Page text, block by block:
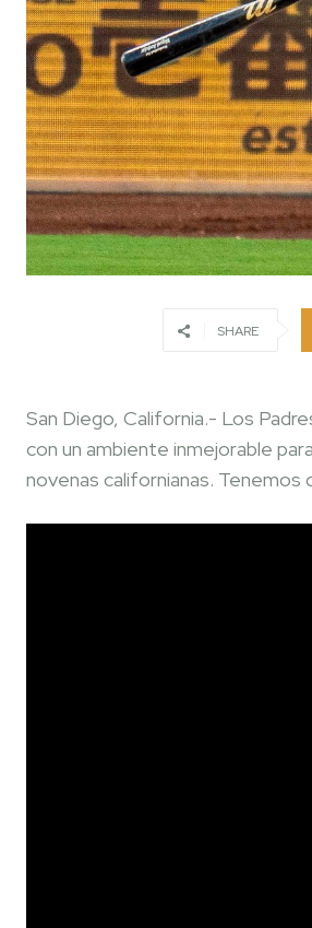
SHARE
San Diego, California.- Los
con un ambiente inmejorable
novenas californianas. Tenemos